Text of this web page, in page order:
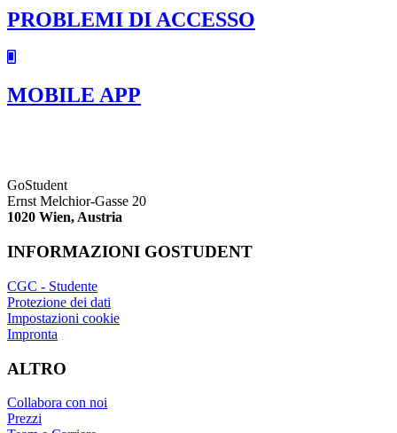
PROBLEMI DI ACCESSO
MOBILE APP
GoStudent
Ernst Melchior-Gasse 20
1020 Wien, Austria
INFORMAZIONI GOSTUDENT
CGC - Studente
Protezione dei dati
Impostazioni cookie
Impronta
ALTRO
Collabora con noi
Prezzi